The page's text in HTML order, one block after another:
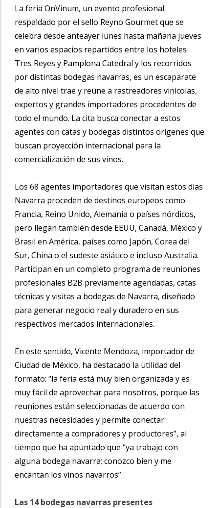
La feria OnVinum, un evento profesional
respaldado por el sello Reyno Gourmet que se
celebra desde anteayer lunes hasta mañana jueves
en varios espacios repartidos entre los hoteles
Tres Reyes y Pamplona Catedral y los recorridos
por distintas bodegas navarras, es un escaparate
de alto nivel trae y reúne a rastreadores vinícolas,
expertos y grandes importadores procedentes de
todo el mundo. La cita busca conectar a estos
agentes con catas y bodegas distintos orígenes que
buscan proyección internacional para la
comercialización de sus vinos.
Los 68 agentes importadores que visitan estos días
Navarra proceden de destinos europeos como
Francia, Reino Unido, Alemania o países nórdicos,
pero llegan también desde EEUU, Canadá, México y
Brasil en América, países como Japón, Corea del
Sur, China o el sudeste asiático e incluso Australia.
Participan en un completo programa de reuniones
profesionales B2B previamente agendadas, catas
técnicas y visitas a bodegas de Navarra, diseñado
para generar negocio real y duradero en sus
respectivos mercados internacionales.
En este sentido, Vicente Mendoza, importador de
Ciudad de México, ha destacado la utilidad del
formato: “la feria está muy bien organizada y es
muy fácil de aprovechar para nosotros, porque las
reuniones están seleccionadas de acuerdo con
nuestras necesidades y permite conectar
directamente a compradores y productores”, al
tiempo que ha apuntado que “ya trabajo con
alguna bodega navarra; conozco bien y me
encantan los vinos navarros”.
Las 14 bodegas navarras presentes